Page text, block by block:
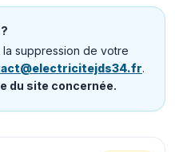
suppression de votre
.
du site concernée.